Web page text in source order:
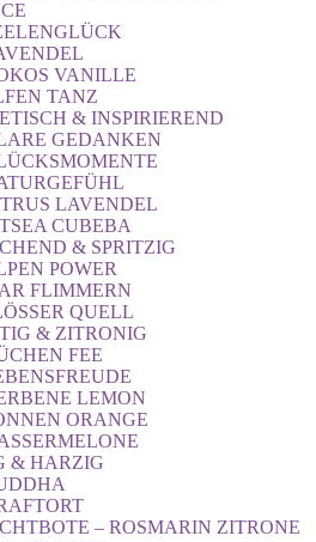
VANILLE
TANZ
& INSPIRIEREND
GEDANKEN
LAVENDEL
CUBEBA
& SPRITZIG
POWER
FLIMMERN
QUELL
& ZITRONIG
FEE
LEMON
ORANGE
& HARZIG
– ROSMARIN ZITRONE